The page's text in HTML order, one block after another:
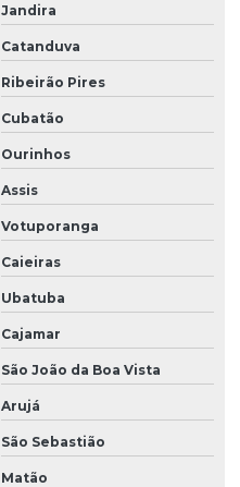
Jandira
Catanduva
Ribeirão Pires
Cubatão
Ourinhos
Assis
Votuporanga
Caieiras
Ubatuba
Cajamar
São João da Boa Vista
Arujá
São Sebastião
Matão